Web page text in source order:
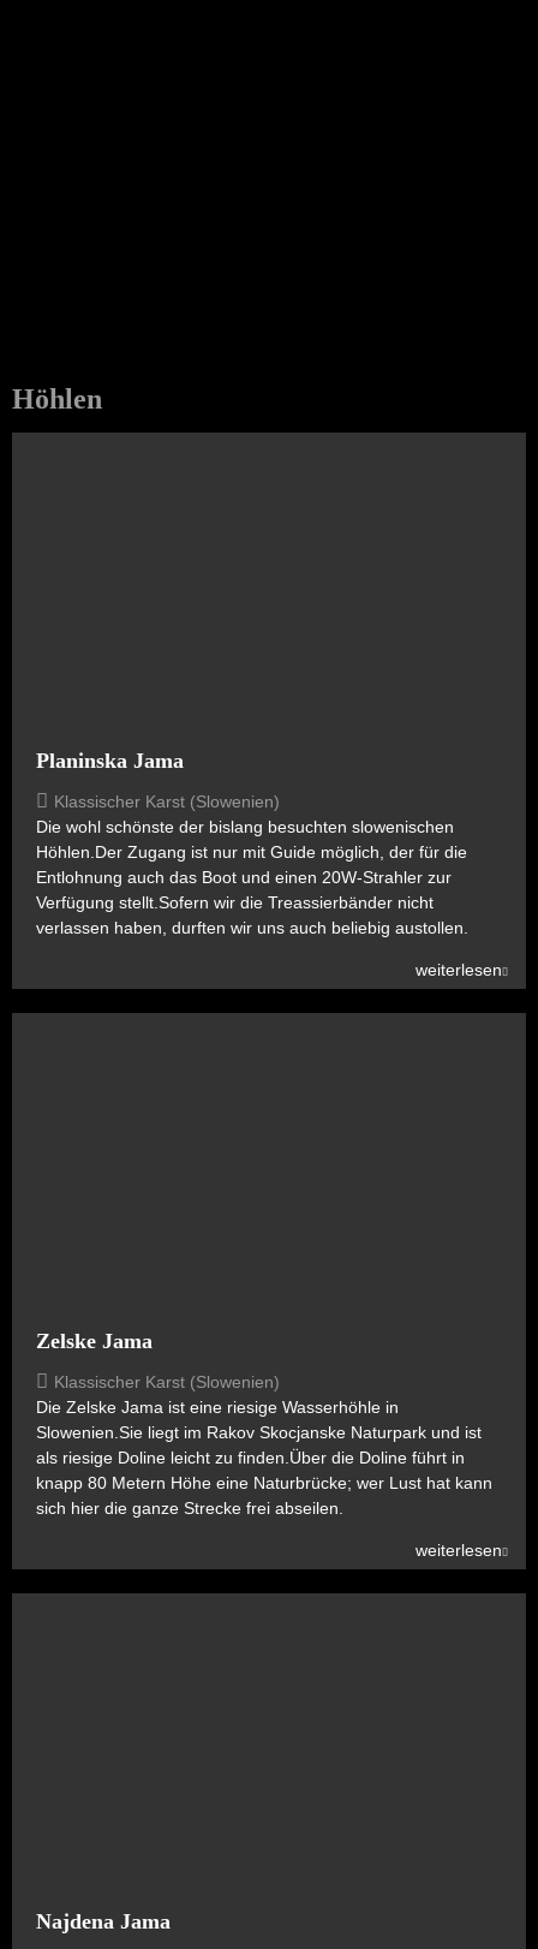
Höhlen
Planinska Jama
Klassischer Karst (Slowenien)
Die wohl schönste der bislang besuchten slowenischen
Höhlen.Der Zugang ist nur mit Guide möglich, der für die
Entlohnung auch das Boot und einen 20W-Strahler zur
Verfügung stellt.Sofern wir die Treassierbänder nicht
verlassen haben, durften wir uns auch beliebig austollen.
weiterlesen
Zelske Jama
Klassischer Karst (Slowenien)
Die Zelske Jama ist eine riesige Wasserhöhle in
Slowenien.Sie liegt im Rakov Skocjanske Naturpark und ist
als riesige Doline leicht zu finden.Über die Doline führt in
knapp 80 Metern Höhe eine Naturbrücke; wer Lust hat kann
sich hier die ganze Strecke frei abseilen.
weiterlesen
Najdena Jama